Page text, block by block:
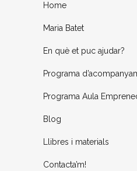
Home
Maria Batet
En què et puc ajudar?
Programa
Programa Aula
Blog
Llibres i materials
Contacta’m!